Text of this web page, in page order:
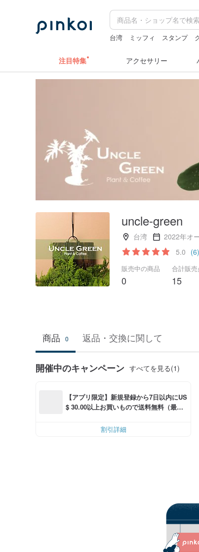
台湾 ミッフィ スタンプ
注目特集 アクセサリー
uncle-green
台湾
2022年オ
5.0 (6)
販売中の商品
0
合計販売
15
商品 0 返品・交換に関して
開催中のキャンペーン すべてを見る(1)
【アプリ限定】新規登録から7日以内にUS
$ 30.00以上お買いもので送料無料（最大U
割引詳細